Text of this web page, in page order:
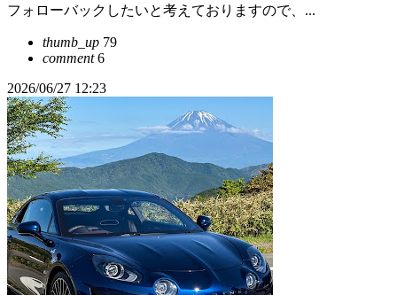
フォローバックしたいと考えておりますので、...
thumb_up 79
comment6
2026/06/27 12:23